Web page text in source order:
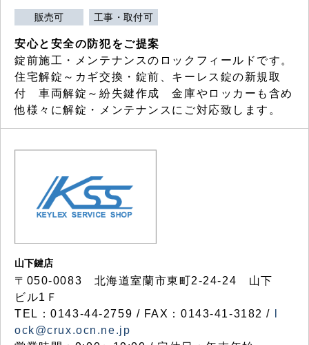
販売可 工事・取付可
安心と安全の防犯をご提案
錠前施工・メンテナンスのロックフィールドです。
住宅解錠～カギ交換・錠前、キーレス錠の新規取
付 車両解錠～紛失鍵作成 金庫やロッカーも含め
他様々に解錠・メンテナンスにご対応致します。
山下鍵店
〒050-0083 北海道室蘭市東町2-24-24 山下
ビル1Ｆ
TEL：0143-44-2759 / FAX：0143-41-3182 /
ock@crux.ocn.ne.jp